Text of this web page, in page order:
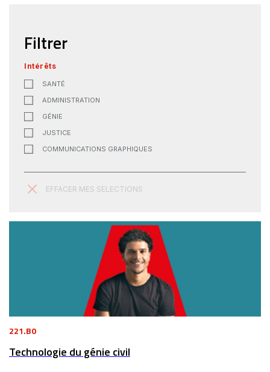
Filtrer
Intérêts
SANTÉ
ADMINISTRATION
GÉNIE
JUSTICE
COMMUNICATIONS GRAPHIQUES
EFFACER MES SELECTIONS
221.B0
Technologie du génie civil